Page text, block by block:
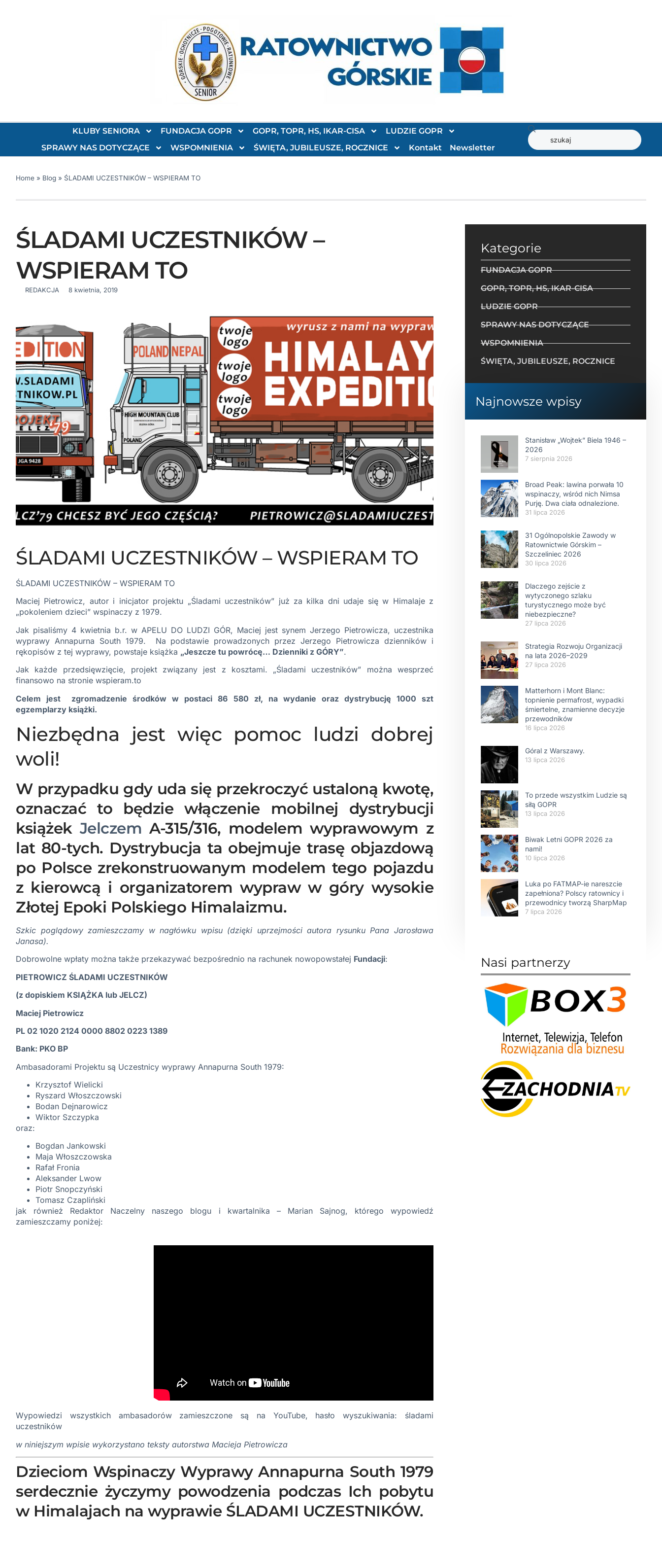
KLUBY SENIORA FUNDACJA GOPR GOPR, TOPR, HS, IKAR-CISA
LUDZIE GOPR
SPRAWY NAS DOTYCZĄCE
WSPOMNIENIA ŚWIĘTA, JUBILEUSZE, ROCZNICE Kontakt Newsletter
Home » Blog » ŚLADAMI UCZESTNIKÓW – WSPIERAM TO
ŚLADAMI UCZESTNIKÓW –
WSPIERAM TO
REDAKCJA 8 kwietnia, 2019
ŚLADAMI UCZESTNIKÓW – WSPIERAM TO
ŚLADAMI UCZESTNIKÓW – WSPIERAM TO
Maciej Pietrowicz, autor i inicjator projektu „Śladami uczestników” już za kilka dni udaje się w Himalaje z
„pokoleniem dzieci” wspinaczy z 1979.
Jak pisaliśmy 4 kwietnia b.r. w APELU DO LUDZI GÓR, Maciej jest synem Jerzego Pietrowicza, uczestnika
wyprawy Annapurna South 1979. Na podstawie prowadzonych przez Jerzego Pietrowicza dzienników i
rękopisów z tej wyprawy, powstaje książka „Jeszcze tu powrócę… Dzienniki z GÓRY”.
Jak każde przedsięwzięcie, projekt związany jest z kosztami. „Śladami uczestników” można wesprzeć
finansowo na stronie wspieram.to
Celem jest zgromadzenie środków w postaci 86 580 zł, na wydanie oraz dystrybucję 1000 szt
egzemplarzy książki.
Niezbędna jest więc pomoc ludzi dobrej
woli!
W przypadku gdy uda się przekroczyć ustaloną kwotę,
oznaczać to będzie włączenie mobilnej dystrybucji
książekJelczem A-315/316, modelem wyprawowym z
lat 80-tych. Dystrybucja ta obejmuje trasę objazdową
po Polsce zrekonstruowanym modelem tego pojazdu
z kierowcą i organizatorem wypraw w góry wysokie
Złotej Epoki Polskiego Himalaizmu.
Szkic poglądowy zamieszczamy w nagłówku wpisu (dzięki uprzejmości autora rysunku Pana Jarosława
Janasa).
Dobrowolne wpłaty można także przekazywać bezpośrednio na rachunek nowopowstałej Fundacji:
PIETROWICZ ŚLADAMI UCZESTNIKÓW
(z dopiskiem KSIĄŻKA lub JELCZ)
Maciej Pietrowicz
PL 02 1020 2124 0000 8802 0223 1389
Bank: PKO BP
Ambasadorami Projektu są Uczestnicy wyprawy Annapurna South 1979:
Krzysztof Wielicki
Ryszard Włoszczowski
Bodan Dejnarowicz
Wiktor Szczypka
oraz:
Bogdan Jankowski
Maja Włoszczowska
Rafał Fronia
Aleksander Lwow
Piotr Snopczyński
Tomasz Czapliński
jak również Redaktor Naczelny naszego blogu i kwartalnika – Marian Sajnog, którego wypowiedź
zamieszczamy poniżej:
Wypowiedzi wszystkich ambasadorów zamieszczone są na YouTube, hasło wyszukiwania: śladami
uczestników
w niniejszym wpisie wykorzystano teksty autorstwa Macieja Pietrowicza
Dzieciom Wspinaczy Wyprawy Annapurna South 1979
serdecznie życzymy powodzenia podczas Ich pobytu
w Himalajach na wyprawie ŚLADAMI UCZESTNIKÓW.
Kategorie
FUNDACJA GOPR
GOPR, TOPR, HS, IKAR-CISA
LUDZIE GOPR
SPRAWY NAS DOTYCZĄCE
WSPOMNIENIA
ŚWIĘTA, JUBILEUSZE, ROCZNICE
Najnowsze wpisy
Stanisław „Wojtek” Biela 1946 –
2026
7 sierpnia 2026
Broad Peak: lawina porwała 10
wspinaczy, wśród nich Nimsa
Purję. Dwa ciała odnalezione.
31 lipca 2026
31 Ogólnopolskie Zawody w
Ratownictwie Górskim –
Szczeliniec 2026
30 lipca 2026
Dlaczego zejście z
wytyczonego szlaku
turystycznego może być
niebezpieczne?
27 lipca 2026
Strategia Rozwoju Organizacji
na lata 2026–2029
27 lipca 2026
Matterhorn i Mont Blanc:
topnienie permafrost, wypadki
śmiertelne, znamienne decyzje
przewodników
16 lipca 2026
Góral z Warszawy.
13 lipca 2026
To przede wszystkim Ludzie są
siłą GOPR
13 lipca 2026
Biwak Letni GOPR 2026 za
nami!
10 lipca 2026
Luka po FATMAP-ie nareszcie
zapełniona? Polscy ratownicy i
przewodnicy tworzą SharpMap
7 lipca 2026
Nasi partnerzy